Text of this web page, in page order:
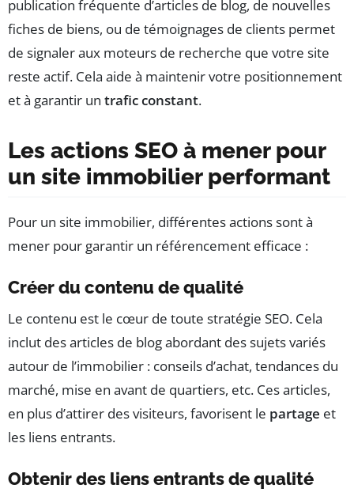
publication fréquente d’articles de blog, de nouvelles
fiches de biens, ou de témoignages de clients permet
de signaler aux moteurs de recherche que votre site
reste actif. Cela aide à maintenir votre positionnement
et à garantir un trafic constant.
Les actions SEO à mener pour
un site immobilier performant
Pour un site immobilier, différentes actions sont à
mener pour garantir un référencement efficace :
Créer du contenu de qualité
Le contenu est le cœur de toute stratégie SEO. Cela
inclut des articles de blog abordant des sujets variés
autour de l’immobilier : conseils d’achat, tendances du
marché, mise en avant de quartiers, etc. Ces articles,
en plus d’attirer des visiteurs, favorisent le partage et
les liens entrants.
Obtenir des liens entrants de qualité